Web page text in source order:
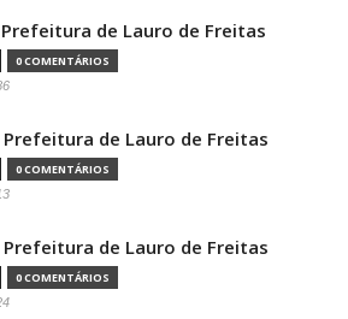
de Lauro de Freitas
0 COMENTÁRIOS
Prefeitura de Lauro de Freitas
0 COMENTÁRIOS
Prefeitura de Lauro de Freitas
0 COMENTÁRIOS